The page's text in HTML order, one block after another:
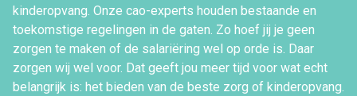
kinderopvang. Onze cao-experts houden bestaande en
toekomstige regelingen in de gaten. Zo hoef jij je geen
zorgen te maken of de salariëring wel op orde is. Daar
zorgen wij wel voor. Dat geeft jou meer tijd voor wat echt
belangrijk is: het bieden van de beste zorg of kinderopvang.